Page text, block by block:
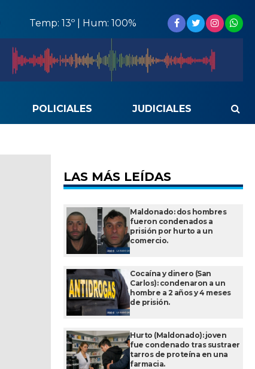
Temp: 13º | Hum: 100%
POLICIALES JUDICIALES
LAS MÁS LEÍDAS
Maldonado: dos hombres
fueron condenados a
prisión por hurto a un
comercio.
Cocaína y dinero (San
Carlos): condenaron a un
hombre a 2 años y 4 meses
de prisión.
Hurto (Maldonado): joven
fue condenado tras sustraer
tarros de proteína en una
farmacia.